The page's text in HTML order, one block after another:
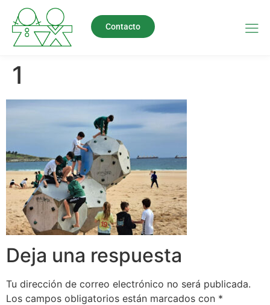
Contacto
1
Deja una respuesta
Tu dirección de correo electrónico no será publicada.
Los campos obligatorios están marcados con *